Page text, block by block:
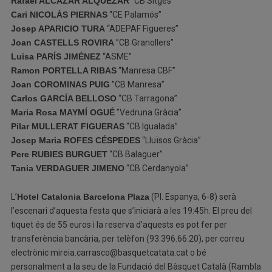
Cari NICOLÀS PIERNAS“CE Palamós”
Josep APARICIO TURA “ADEPAF Figueres”
Joan CASTELLS ROVIRA ”CB Granollers”
Luisa PARÍS JIMÉNEZ “ASME”
Ramon PORTELLA RIBAS“Manresa CBF”
Joan COROMINAS PUIG ”CB Manresa”
Carlos GARCÍA BELLOSO“CB Tarragona”
Maria Rosa MAYMÍ OGUÉ”Vedruna Gràcia”
Pilar MULLERAT FIGUERAS“CB Igualada”
Josep Maria ROFES CÉSPEDES“Lluïsos Gràcia”
Pere RUBIES BURGUET“CB Balaguer”
Tania VERDAGUER JIMENO“CB Cerdanyola”
L’Hotel Catalonia Barcelona Plaza(Pl. Espanya, 6-8) serà
l’escenari d’aquesta festa que s’iniciarà a les 19:45h. El preu del
tiquet és de 55 euros i la reserva d’aquests es pot fer per
transferència bancària, per telèfon (93.396.66.20), per correu
electrònic mireia.carrasco@basquetcatata.cat o bé
personalment a la seu de la Fundació del Bàsquet Català (Rambla